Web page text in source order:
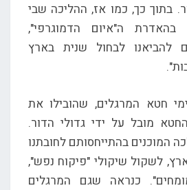
בתוך כך, כמו אז, ההליכה שבי
ה"איום הדמוגרפי",
להביאנו לבחול שנית בארץ
חטא המרגלים, שהובילו את
מובל על ידי גדולי הדור.
המוכנים בהתייחסותם לחובתנו
לשקול שיקולי "פיקוח נפש",
כנראה שגם המרגלים